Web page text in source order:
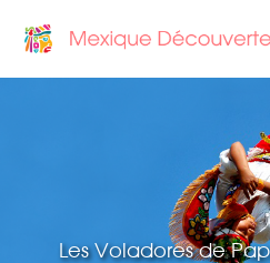
Les Voladores de